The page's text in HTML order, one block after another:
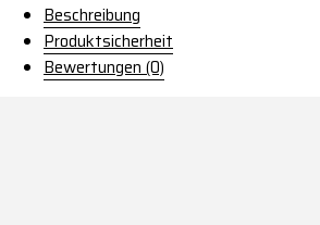
Beschreibung
Produktsicherheit
Bewertungen (0)